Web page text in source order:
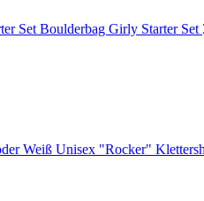
Boulderbag Girly Starter Set